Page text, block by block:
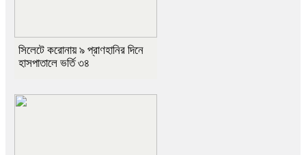
সিলেটে করোনায় ৯ প্রাণহানির দিনে
হাসপাতালে ভর্তি ৩৪